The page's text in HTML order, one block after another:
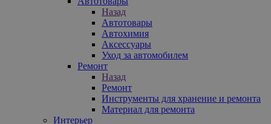
Назад
Автотовары
Автохимия
Аксессуары
Уход за автомобилем
Ремонт
Назад
Ремонт
Инструменты для хранение и ремонта
Материал для ремонта
Интерьер